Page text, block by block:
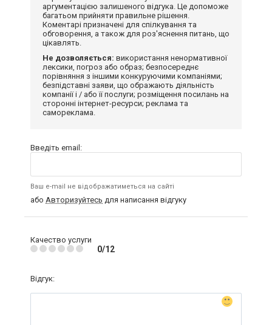
аргументацією залишеного відгука. Це допоможе
багатьом прийняти правильне рішення.
Коментарі призначені для спілкування та
обговорення, а також для роз'яснення питань, що
цікавлять.
Не дозволяється: використання ненормативної
лексики, погроз або образ; безпосереднє
порівняння з іншими конкуруючими компаніями;
безпідставні заяви, що ображають діяльність
компанії і / або її послуги; розміщення посилань на
сторонні інтернет-ресурси; реклама та
самореклама.
Введіть email:
Ваш e-mail не відображатиметься на сайті
або Авторизуйтесь для написання відгуку
Качество услуги
0/12
Відгук: